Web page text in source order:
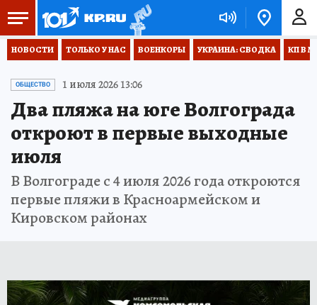
НОВОСТИ ТОЛЬКО У НАС ВОЕНКОРЫ УКРАИНА: СВОДКА КП В
ОБЩЕСТВО 1 июля 2026 13:06
Два пляжа на юге Волгограда
откроют в первые выходные
июля
В Волгограде с 4 июля 2026 года откроются
первые пляжи в Красноармейском и
Кировском районах